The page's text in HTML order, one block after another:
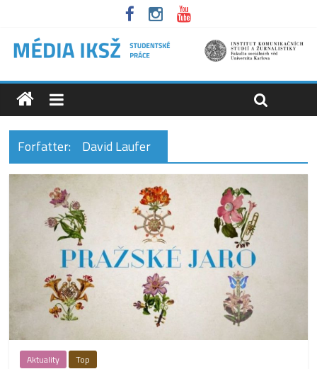
Forfatter: David Laufer
Aktuality Top